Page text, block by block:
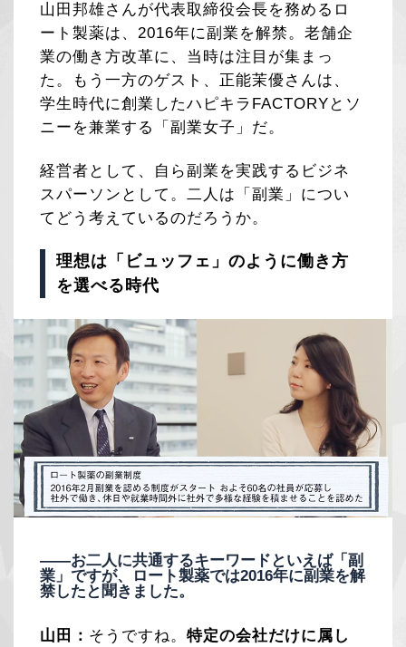
山田邦雄さんが代表取締役会長を務めるロ
ート製薬は、2016年に副業を解禁。老舗企
業の働き方改革に、当時は注目が集まっ
た。もう一方のゲスト、正能茉優さんは、
学生時代に創業したハピキラFACTORYとソ
ニーを兼業する「副業女子」だ。
経営者として、自ら副業を実践するビジネ
スパーソンとして。二人は「副業」につい
てどう考えているのだろうか。
理想は「ビュッフェ」のように働き方
を選べる時代
——お二人に共通するキーワードといえば「副
業」ですが、ロート製薬では2016年に副業を解
禁したと聞きました。
山田： そうですね。特定の会社だけに属し